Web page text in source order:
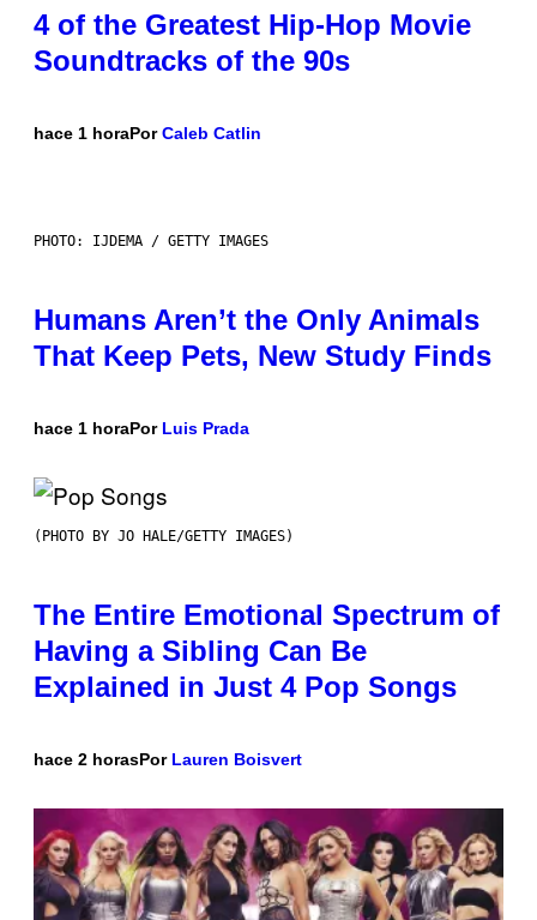
4 of the Greatest Hip-Hop Movie
Soundtracks of the 90s
hace 1 horaPorCaleb Catlin
PHOTO: IJDEMA / GETTY IMAGES
Humans Aren’t the Only Animals
That Keep Pets, New Study Finds
hace 1 horaPor Luis Prada
(PHOTO BY JO HALE/GETTY IMAGES)
The Entire Emotional Spectrum of
Having a Sibling Can Be
Explained in Just 4 Pop Songs
hace 2 horasPor Lauren Boisvert